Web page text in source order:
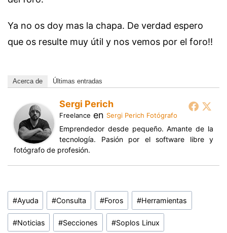
Ya no os doy mas la chapa. De verdad espero
que os resulte muy útil y nos vemos por el foro!!
Acerca de Últimas entradas
Sergi Perich
Freelance en Sergi Perich Fotógrafo
Emprendedor desde pequeño. Amante de la
tecnología. Pasión por el software libre y
fotógrafo de profesión.
Etiquetas
de
la
#Ayuda #Consulta #Foros #Herramientas
#Noticias #Secciones #Soplos Linux